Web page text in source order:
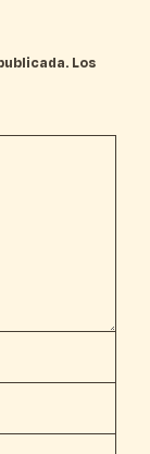
Los